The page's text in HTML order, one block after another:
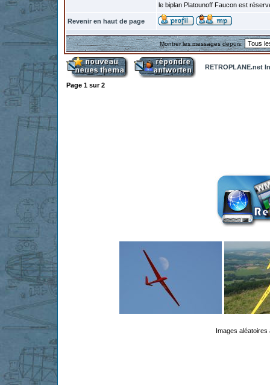
le biplan Platounoff Faucon est
Revenir en haut de page
Montrer les messages depuis:
RETROPLANE.net
Page 1 sur2
Images aléatoires